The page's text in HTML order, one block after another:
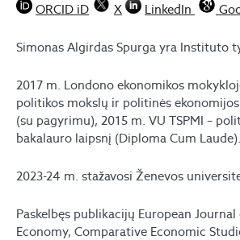
ORCID iD X LinkedIn
Simonas Algirdas Spurga yra Instituto
2017 m. Londono ekonomikos
politikos mokslų ir politinės
(su pagyrimu), 2015 m. VU TSPMI –
bakalauro laipsnį (Diploma Cum Laude).
2023-24 m. stažavosi Ženevos
Paskelbęs publikacijų European
Economy, Comparative Economic